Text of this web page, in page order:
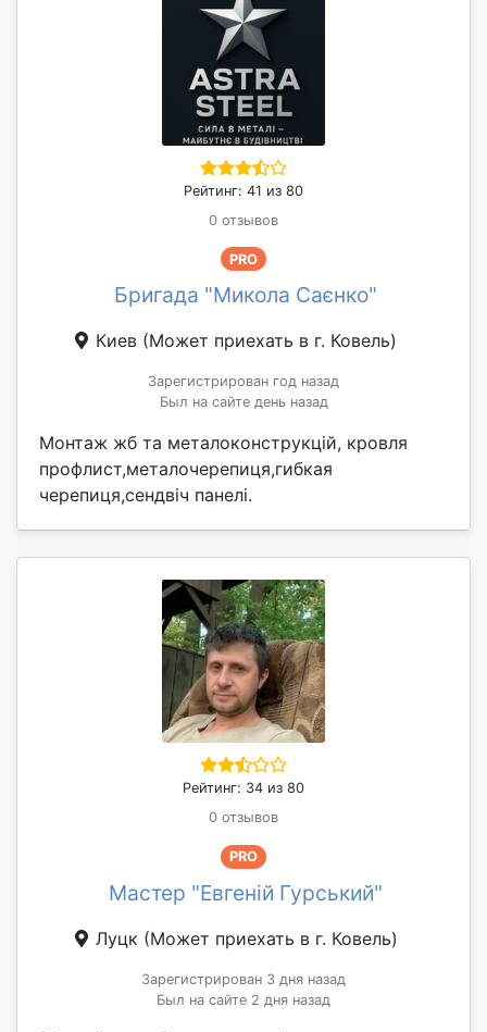
Рейтинг: 41 из 80
0 отзывов
PRO
Бригада "Микола Саєнко"
Киев (Может приехать в г. Ковель)
Зарегистрирован год назад
Был на сайте день назад
Монтаж жб та металоконструкцій, кровля
профлист,металочерепиця,гибкая
черепиця,сендвіч панелі.
Рейтинг: 34 из 80
0 отзывов
PRO
Мастер "Евгеній Гурський"
Луцк (Может приехать в г. Ковель)
Зарегистрирован 3 дня назад
Был на сайте 2 дня назад